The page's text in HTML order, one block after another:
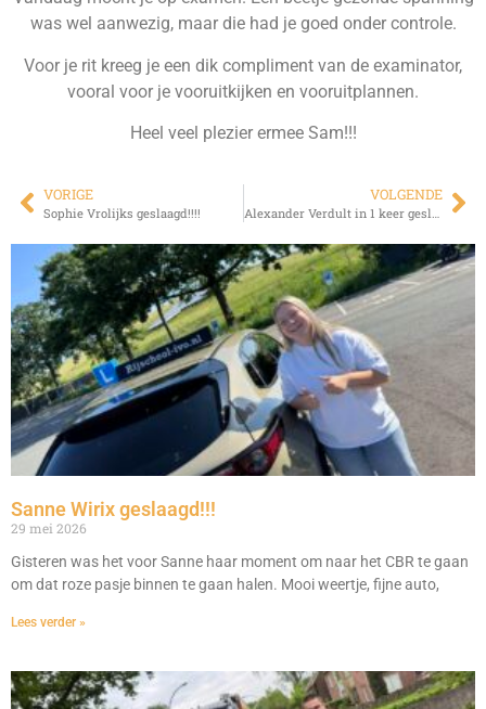
was wel aanwezig, maar die had je goed onder controle.
Voor je rit kreeg je een dik compliment van de examinator,
vooral voor je vooruitkijken en vooruitplannen.
Heel veel plezier ermee Sam!!!
VORIGE
Sophie Vrolijks geslaagd!!!!
VOLGENDE
Sanne Wirix geslaagd!!!
29 mei 2026
Gisteren was het voor Sanne haar moment om naar het CBR te gaan
om dat roze pasje binnen te gaan halen. Mooi weertje, fijne auto,
Lees verder »